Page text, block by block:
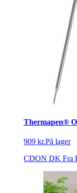
Thermapen®
909 kr.På lager
CDON DK Fra